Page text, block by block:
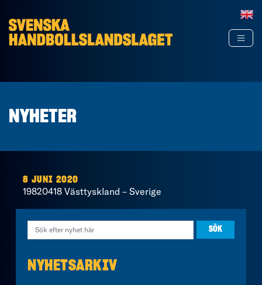
NYHETER
8 JUNI 2020
19820418 Västtyskland – Sverige
NYHETSARKIV